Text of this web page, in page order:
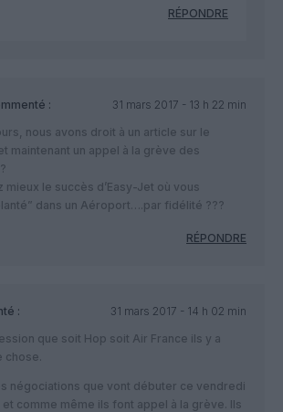
RÉPONDRE
:
31 mars 2017 - 13 h 22 min
nous avons droit à un article sur le
maintenant un appel à la grève des
mieux le succès d’Easy-Jet où vous
dans un Aéroport….par fidélité ???
RÉPONDRE
:
31 mars 2017 - 14 h 02 min
que soit Hop soit Air France ils y a
chose.
négociations que vont débuter ce vendredi
comme même ils font appel à la grève. Ils